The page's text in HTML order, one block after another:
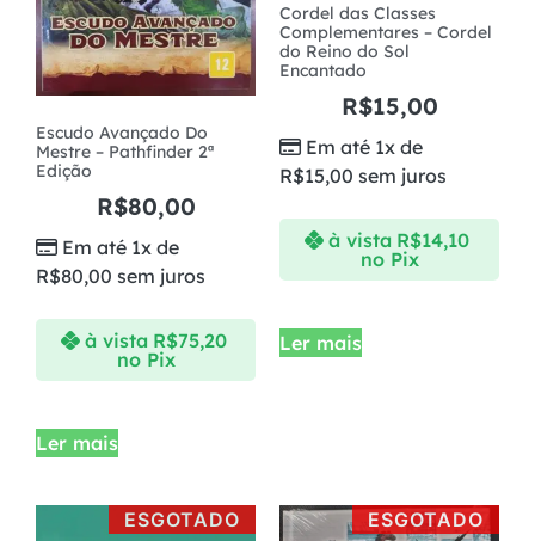
Escudo Avançado Do
Mestre – Pathfinder 2ª
Edição
R$80,00
Em até 1x de
R$80,00 sem juros
à vista R$75,20
no Pix
Ler mais
Cordel das Classes
Complementares – Cordel
do Reino do Sol
Encantado
R$15,00
Em até 1x de
R$15,00 sem juros
à vista R$14,10
no Pix
Ler mais
ESGOTADO ESGOTADO